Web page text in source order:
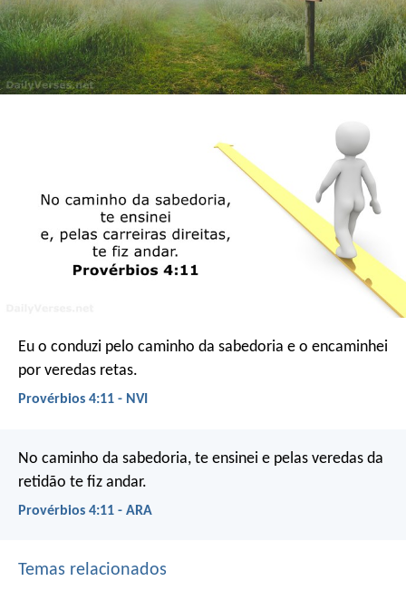
Eu o conduzi pelo caminho da sabedoria e o encaminhei
por veredas retas.
Provérbios 4:11 - NVI
No caminho da sabedoria, te ensinei e pelas veredas da
retidão te fiz andar.
Provérbios 4:11 - ARA
Temas relacionados